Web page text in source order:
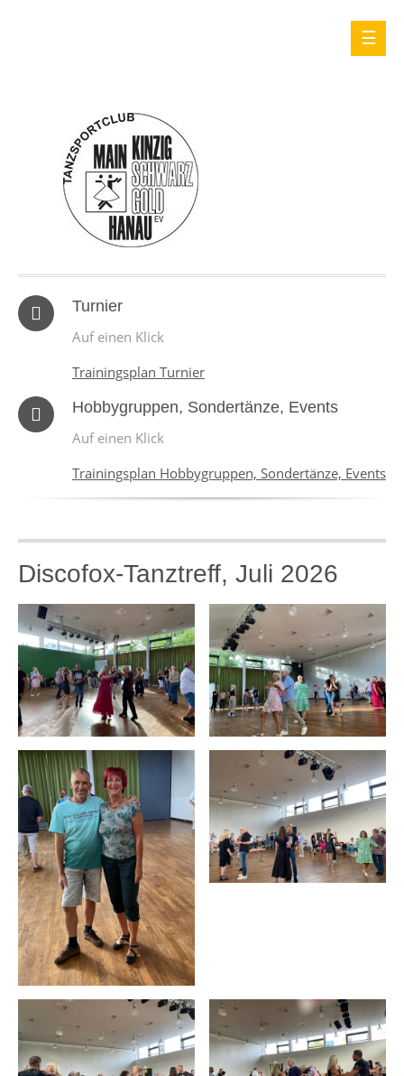
Turnier
Auf einen Klick
Trainingsplan Turnier
Hobbygruppen, Sondertänze, Events
Auf einen Klick
Trainingsplan Hobbygruppen, Sondertänze, Events
Discofox-Tanztreff, Juli 2026